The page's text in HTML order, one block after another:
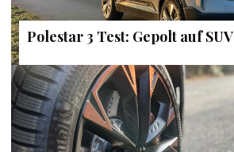
Polestar 3 Test: Gepolt auf SUV